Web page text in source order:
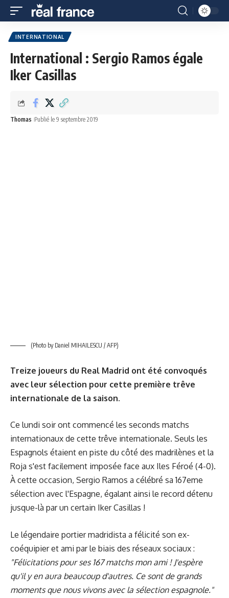
INTERNATIONAL
International : Sergio Ramos égale
Iker Casillas
Thomas Publié le 9 septembre 2019
(Photo by Daniel MIHAILESCU / AFP)
Treize joueurs du Real Madrid ont été convoqués
avec leur sélection pour cette première trêve
internationale de la saison.
Ce lundi soir ont commencé les seconds matchs
internationaux de cette trêve internationale. Seuls les
Espagnols étaient en piste du côté des madrilènes et la
Roja s'est facilement imposée face aux Iles Féroé (4-0).
À cette occasion, Sergio Ramos a célébré sa 167eme
sélection avec l'Espagne, égalant ainsi le record détenu
jusque-là par un certain Iker Casillas !
Le légendaire portier madridista a félicité son ex-
coéquipier et ami par le biais des réseaux sociaux :
"Félicitations pour ses 167 matchs mon ami ! J'espère
qu'il y en aura beaucoup d'autres. Ce sont de grands
moments que nous vivons avec la sélection espagnole."